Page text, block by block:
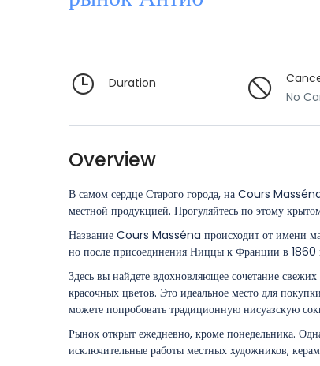
Duration
No
Overview
В самом сердце Старого города, на Cours
местной продукцией. Прогуляйтесь по этому
Название Cours Masséna происходит от имени
но после присоединения Ниццы к Франции в
Здесь вы найдете вдохновляющее сочетание
красочных цветов. Это идеальное место для
можете попробовать традиционную нисуазскую
Рынок открыт ежедневно, кроме понедельника.
исключительные работы местных художников,